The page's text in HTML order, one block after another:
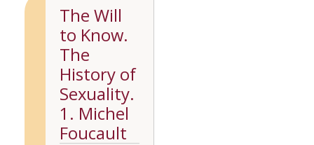
The Will
to Know.
The
History of
Sexuality.
1. Michel
Foucault